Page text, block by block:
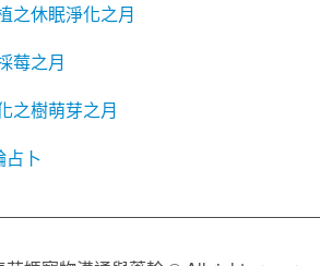
之休眠淨化之月
莓之月
之樹萌芽之月
占卜